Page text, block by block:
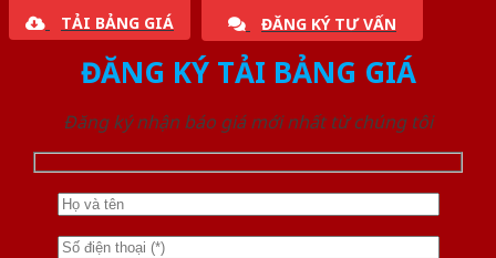
TẢI BẢNG GIÁ ĐĂNG KÝ TƯ VẤN
ĐĂNG KÝ TẢI BẢNG GIÁ
Đăng ký nhận báo giá mới nhất từ chúng tôi